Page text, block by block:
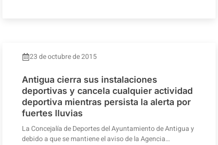
23 de octubre de 2015
Antigua cierra sus instalaciones
deportivas y cancela cualquier actividad
deportiva mientras persista la alerta por
fuertes lluvias
La Concejalía de Deportes del Ayuntamiento de Antigua y
debido a que se mantiene el aviso de la Agencia…